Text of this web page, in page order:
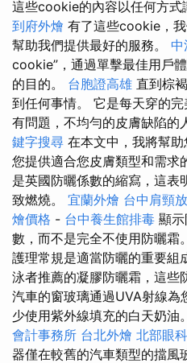
這些cookie的內容以任何方式
到府外燴 有了這些cookie，
幫助我們提供最好的服務。 中
cookie”，通過單擊最佳用戶
的目的。 台胞證高雄 直到棕
到任何事情。 它是每天穿的
有問題，不均勻的皮膚缺陷的
鍵字搜尋 在本文中，我將幫
您提供適合您皮膚類型和需求
是英國防曬係數的縮寫，這表
致燃燒。 宜蘭外燴 台中肩頸
燴價格 - 台中養生館排毒 顯
數，而不是完全不使用防曬霜
護理常規是適當防曬的重要組
泳者推薦的凝膠防曬霜，這些
汽車的窗玻璃通過UVA射線
少使用紫外線填充的白天奶油
會計事務所 台北外燴 北部眼
器僅在較舊的汽車類型的擋風